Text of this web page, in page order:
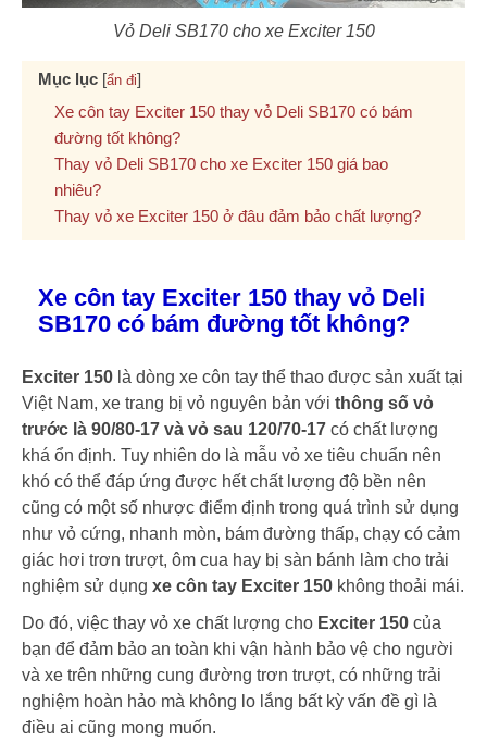
Vỏ Deli SB170 cho xe Exciter 150
Mục lục [ẩn đi]
Xe côn tay Exciter 150 thay vỏ Deli SB170 có bám
đường tốt không?
Thay vỏ Deli SB170 cho xe Exciter 150 giá bao
nhiêu?
Thay vỏ xe Exciter 150 ở đâu đảm bảo chất lượng?
Xe côn tay Exciter 150 thay vỏ Deli
SB170 có bám đường tốt không?
Exciter 150 là dòng xe côn tay thể thao được sản xuất tại
Việt Nam, xe trang bị vỏ nguyên bản với thông số vỏ
trước là 90/80-17 và vỏ sau 120/70-17 có chất lượng
khá ổn định. Tuy nhiên do là mẫu vỏ xe tiêu chuẩn nên
khó có thể đáp ứng được hết chất lượng độ bền nên
cũng có một số nhược điểm định trong quá trình sử dụng
như vỏ cứng, nhanh mòn, bám đường thấp, chạy có cảm
giác hơi trơn trượt, ôm cua hay bị sàn bánh làm cho trải
nghiệm sử dụng xe côn tay Exciter 150 không thoải mái.
Do đó, việc thay vỏ xe chất lượng cho Exciter 150 của
bạn để đảm bảo an toàn khi vận hành bảo vệ cho người
và xe trên những cung đường trơn trượt, có những trải
nghiệm hoàn hảo mà không lo lắng bất kỳ vấn đề gì là
điều ai cũng mong muốn.